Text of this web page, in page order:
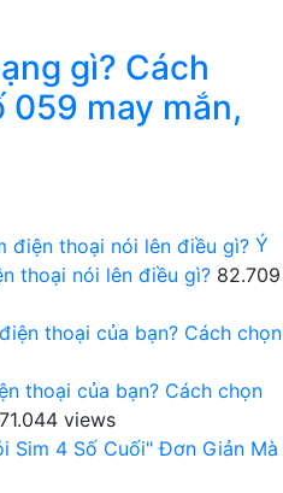
gì? Cách
059 may mắn,
Ý
thoại nói lên điều gì? 82.709
thoại của bạn? Cách chọn
71.044 views